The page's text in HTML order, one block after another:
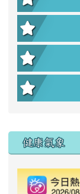
右邊區域內
健康氣象